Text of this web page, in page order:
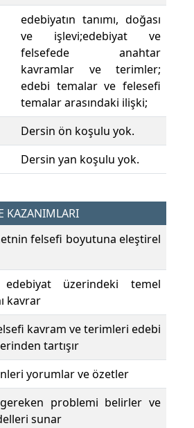
edebiyatın tanımı, doğası
ve işlevi;edebiyat ve
felsefede anahtar
kavramlar ve terimler;
edebi temalar ve felesefi
temalar arasındaki ilişki;
Dersin ön koşulu yok.
Dersin yan koşulu yok.
KAZANIMLARI
felsefi boyutuna eleştirel
edebiyat üzerindeki temel
kavrar
kavram ve terimleri edebi
tartışır
yorumlar ve özetler
problemi belirler ve
sunar